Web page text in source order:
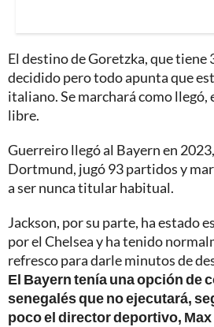
El destino de Goretzka, que tiene
decidido pero todo apunta que
italiano. Se marchará como llegó,
libre.
Guerreiro llegó al Bayern en
Dortmund, jugó 93 partidos y
a ser nunca titular habitual.
Jackson, por su parte, ha estado
por el Chelsea y ha tenido
refresco para darle minutos de
El Bayern tenía una opción de
senegalés que no ejecutará,
poco el director deportivo, Max